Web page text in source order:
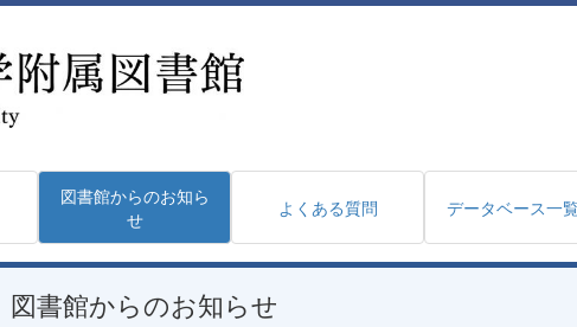
図書館からのお知ら
せ
よくある質問 データベース一
図書館からのお知らせ